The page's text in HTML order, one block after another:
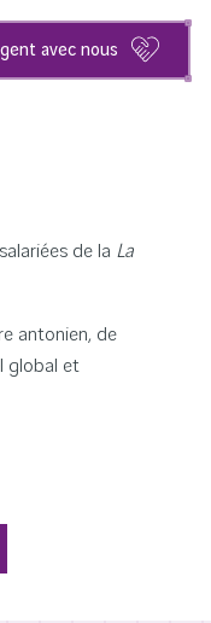
avec nous
de la La
antonien, de
global et